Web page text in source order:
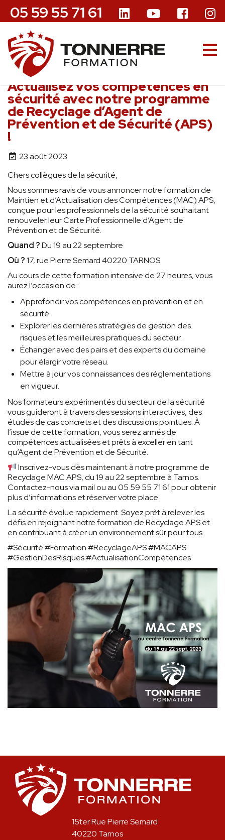
05 59 55 71 61
Actualisez vos compétences en
sécurité avec notre programme
de Recyclage d’Agent de
Prévention et de Sécurité (APS)
!
23 août 2023
Chers collègues de la sécurité,
Nous sommes ravis de vous annoncer notre formation de
Maintien et d’Actualisation des Compétences (MAC) APS,
conçue pour les professionnels de la sécurité souhaitant
renouveler leur Carte Professionnelle d’Agent de
Prévention et de Sécurité.
Quand ?Du 19 au 22 septembre
Où ?17, rue Pierre Semard 40220 TARNOS
Au cours de cette formation intensive de 27 heures, vous
aurez l’occasion de :
Approfondir vos compétences en prévention et en
sécurité.
Explorer les dernières stratégies de gestion des
risques et les meilleures pratiques du secteur.
Échanger avec des pairs et des experts du domaine
pour élargir votre réseau.
Mettre à jour vos connaissances des réglementations
en vigueur.
Nos formateurs expérimentés du secteur de la sécurité
vous guideront à travers des sessions interactives, des
études de cas concrets et des discussions pointues. À
l’issue de cette formation, vous serez armés de
compétences actualisées et prêts à exceller en tant
qu’Agent de Prévention et de Sécurité.
Inscrivez-vous dès maintenant à notre programme de
Recyclage MAC APS, du 19 au 22 septembre à Tarnos.
Contactez-nous via mail ou au 05 59 55 71 61 pour obtenir
plus d’informations et réserver votre place.
La sécurité évolue rapidement. Soyez prêt à relever les
défis en rejoignant notre formation de Recyclage APS et
en contribuant à créer un environnement sûr pour tous.
#Sécurité #Formation #RecyclageAPS #MACAPS
#GestionDesRisques #ActualisationCompétences
15ter Rue Pierre Semard
40220 Tarnos